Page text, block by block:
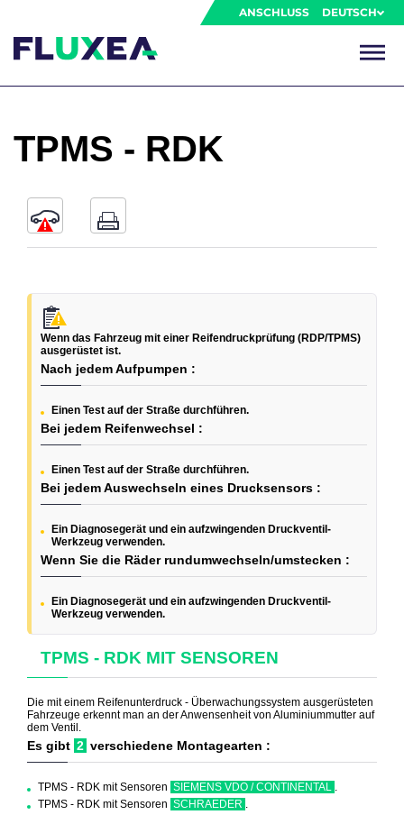
ANSCHLUSS DEUTSCH
TPMS - RDK
Wenn das Fahrzeug mit einer Reifendruckprüfung (RDP/TPMS)
ausgerüstet ist.
Nach jedem Aufpumpen :
Einen Test auf der Straße durchführen.
Bei jedem Reifenwechsel :
Einen Test auf der Straße durchführen.
Bei jedem Auswechseln eines Drucksensors :
Ein Diagnosegerät und ein aufzwingenden Druckventil-
Werkzeug verwenden.
Wenn Sie die Räder rundumwechseln/umstecken :
Ein Diagnosegerät und ein aufzwingenden Druckventil-
Werkzeug verwenden.
TPMS - RDK MIT SENSOREN
Die mit einem Reifenunterdruck - Überwachungssystem ausgerüsteten
Fahrzeuge erkennt man an der Anwensenheit von Aluminiummutter auf
dem Ventil.
Es gibt 2 verschiedene Montagearten :
TPMS - RDK mit Sensoren SIEMENS VDO / CONTINENTAL .
TPMS - RDK mit Sensoren SCHRAEDER .